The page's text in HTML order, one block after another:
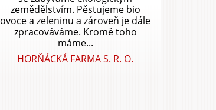
zemědělstvím. Pěstujeme bio
ovoce a zeleninu a zároveň je dále
zpracováváme. Kromě toho
máme...
HORŇÁCKÁ FARMA S. R. O.